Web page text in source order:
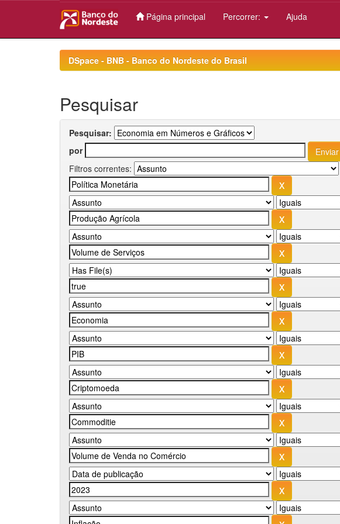
Página principal Percorrer: Ajuda
DSpace - BNB - Banco do Nordeste do Brasil
Pesquisar
Pesquisar:
por
Filtros correntes: